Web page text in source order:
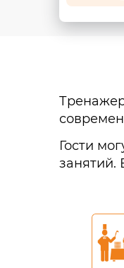
Гости
занятий.